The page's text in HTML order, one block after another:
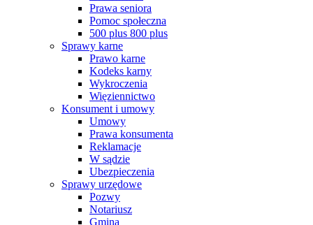
Prawa seniora
Pomoc społeczna
500 plus 800 plus
Sprawy karne
Prawo karne
Kodeks karny
Wykroczenia
Więziennictwo
Konsument i umowy
Umowy
Prawa konsumenta
Reklamacje
W sądzie
Ubezpieczenia
Sprawy urzędowe
Pozwy
Notariusz
Gmina